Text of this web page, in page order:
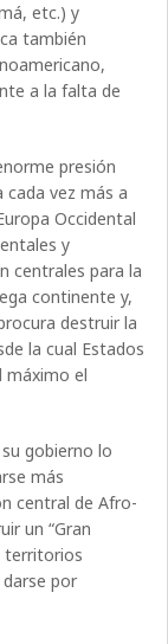
etc.) y
también
a la falta de
presión
vez más a
Occidental
y
centrales para la
continente y,
destruir la
la cual Estados
máximo el
gobierno lo
más
central de Afro-
un “Gran
territorios
por